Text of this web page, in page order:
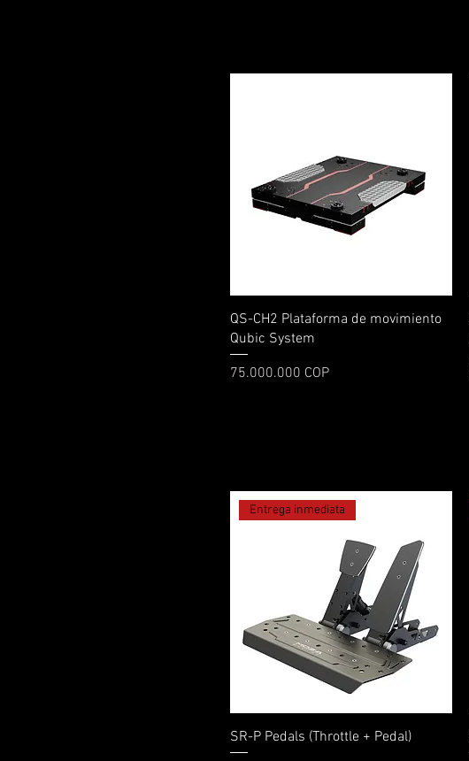
Vista rápida
QS-CH2 Plataforma de movimiento
Qubic System
Precio
75.000.000 COP
Vista rápida
Entrega inmediata
SR-P Pedals (Throttle + Pedal)